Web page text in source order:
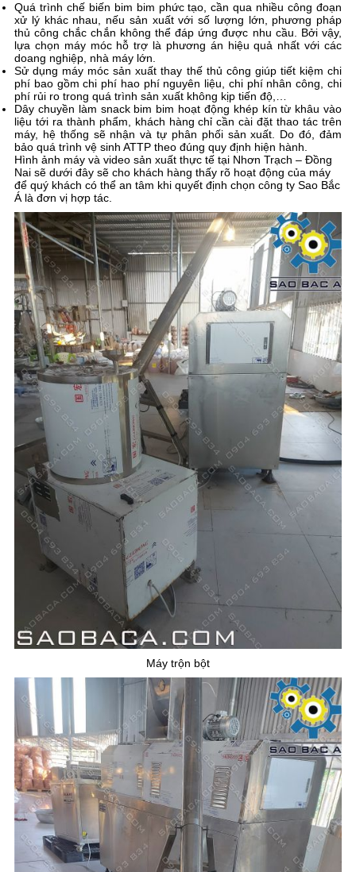
Quá trình chế biến bim bim phức tạo, cần qua nhiều công đoạn
xử lý khác nhau, nếu sản xuất với số lượng lớn, phương pháp
thủ công chắc chắn không thể đáp ứng được nhu cầu. Bởi vậy,
lựa chọn máy móc hỗ trợ là phương án hiệu quả nhất với các
doang nghiệp, nhà máy lớn.
Sử dụng máy móc sản xuất thay thế thủ công giúp tiết kiệm chi
phí bao gồm chi phí hao phí nguyên liệu, chi phí nhân công, chi
phí rủi ro trong quá trình sản xuất không kịp tiến độ,…
Dây chuyền làm snack bim bim hoạt động khép kín từ khâu vào
liệu tới ra thành phẩm, khách hàng chỉ cần cài đặt thao tác trên
máy, hệ thống sẽ nhận và tự phân phối sản xuất. Do đó, đảm
bảo quá trình vệ sinh ATTP theo đúng quy định hiện hành.
Hình ảnh máy và video sản xuất thực tế tại Nhơn Trạch – Đồng
Nai sẽ dưới đây sẽ cho khách hàng thấy rõ hoạt động của máy
để quý khách có thể an tâm khi quyết định chọn công ty Sao Bắc
Á là đơn vị hợp tác.
Máy trộn bột